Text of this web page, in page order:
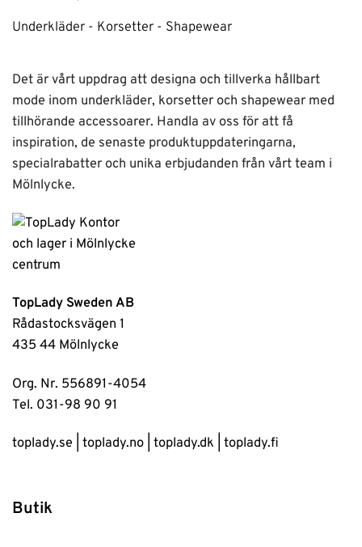
Underkläder - Korsetter - Shapewear
Det är vårt uppdrag att designa och tillverka hållbart
mode inom underkläder, korsetter och shapewear med
tillhörande accessoarer. Handla av oss för att få
inspiration, de senaste produktuppdateringarna,
specialrabatter och unika erbjudanden från vårt team i
Mölnlycke.
TopLady Sweden AB
Rådastocksvägen 1
435 44 Mölnlycke
Org. Nr. 556891-4054
Tel. 031-98 90 91
toplady.se toplady.no toplady.dk toplady.fi
Butik